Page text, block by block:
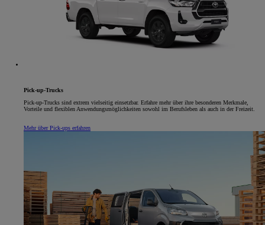
Pick-up-Trucks
Pick-up-Trucks sind extrem vielseitig einsetzbar. Erfahre mehr über ihre besonderen Merkmale,
Vorteile und flexiblen Anwendungsmöglichkeiten sowohl im Berufsleben als auch in der Freizeit.
Mehr über Pick-ups erfahren